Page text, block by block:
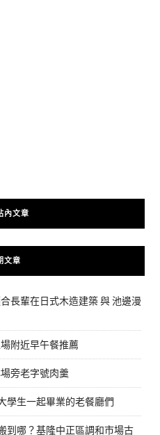
內文章
文章
長輩在日式木造建築 與 池邊漫
附近早午餐推薦
旁老字號肉羹
學生一起畢業的老餐廳們
到哪？基隆中正區調和市場古